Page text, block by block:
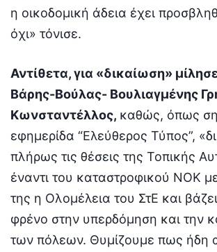
η οικοδομική άδεια έχει
όχι» τόνισε.
Αντίθετα, για «δικαίωση»
Βάρης-Βούλας- Βουλιαγμένης
Κωνσταντέλλος, καθώς, όπως
εφημερίδα “Ελεύθερος Τύπος”,
πλήρως τις θέσεις της Τοπικής
έναντι του καταστροφικού ΝΟΚ
της η Ολομέλεια του ΣτΕ και βάζει
φρένο στην υπερδόμηση και την
των πόλεων. Θυμίζουμε πως ήδη